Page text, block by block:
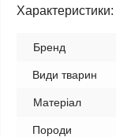
Характеристики:
Бренд
Види тварин
Матеріал
Породи